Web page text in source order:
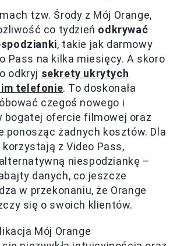
tzw. Środy z Mój Orange,
co tydzień odkrywać
, takie jak darmowy
Pass na kilka miesięcy. A skoro
odkryj sekrety ukrytych
telefonie. To doskonała
czegoś nowego i
bogatej ofercie filmowej oraz
ponosząc żadnych kosztów. Dla
z Video Pass,
niespodziankę –
danych, co jeszcze
w przekonaniu, że Orange
się o swoich klientów.
Mój Orange